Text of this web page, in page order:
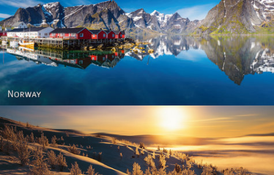
Reine - Lofoten, Nord Norge. North Norway.